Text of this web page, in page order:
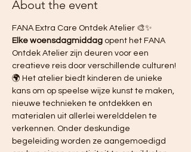
About the event
FANA Extra Care Ontdek Atelier 🎨✨
Elke woensdagmiddag opent het FANA
Ontdek Atelier zijn deuren voor een
creatieve reis door verschillende culturen!
🌍 Het atelier biedt kinderen de unieke
kans om op speelse wijze kunst te maken,
nieuwe technieken te ontdekken en
materialen uit allerlei werelddelen te
verkennen. Onder deskundige
begeleiding worden ze aangemoedigd